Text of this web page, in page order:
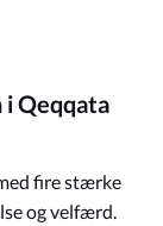
Qeqqata
fire stærke
og velfærd.